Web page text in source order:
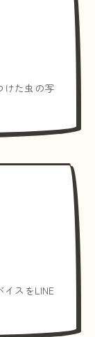
けた虫の写
スをLINE